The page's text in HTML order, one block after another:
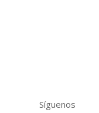
Síguenos